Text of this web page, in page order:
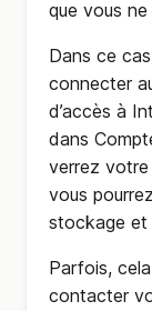
que vous ne
Dans ce
connecter
d’accès à
dans
verrez votre
vous
stockage et
Parfois,
contacter